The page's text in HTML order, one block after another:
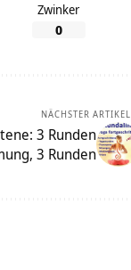
Zwinker
0
NÄCHSTER ARTIKEL
3 Runden
3 Runden